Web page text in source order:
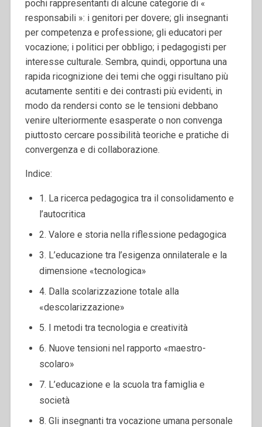
pochi rappresentanti di alcune categorie di «
responsabili »: i genitori per dovere; gli insegnanti
per competenza e professione; gli educatori per
vocazione; i politici per obbligo; i pedagogisti per
interesse culturale. Sembra, quindi, opportuna una
rapida ricognizione dei temi che oggi risultano più
acutamente sentiti e dei contrasti più evidenti, in
modo da rendersi conto se le tensioni debbano
venire ulteriormente esasperate o non convenga
piuttosto cercare possibilità teoriche e pratiche di
convergenza e di collaborazione.
Indice:
1. La ricerca pedagogica tra il consolidamento e
l’autocritica
2. Valore e storia nella riflessione pedagogica
3. L’educazione tra l’esigenza onnilaterale e la
dimensione «tecnologica»
4. Dalla scolarizzazione totale alla
«descolarizzazione»
5. I metodi tra tecnologia e creatività
6. Nuove tensioni nel rapporto «maestro-
scolaro»
7. L’educazione e la scuola tra famiglia e
società
8. Gli insegnanti tra vocazione umana personale